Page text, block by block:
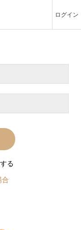
ログイン
る
合